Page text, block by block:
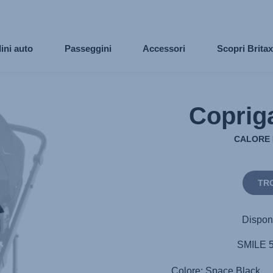
auto Passeggini Accessori Scopri
CALORE
SMILE
Colore: Space Black